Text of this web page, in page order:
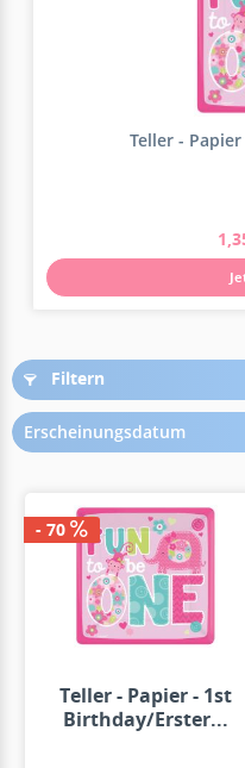
Teller -
Filtern
Erscheinungsdatum
- 70
Teller - Papier - 1st
Birthday/Erster...